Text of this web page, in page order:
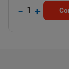
- 1 +